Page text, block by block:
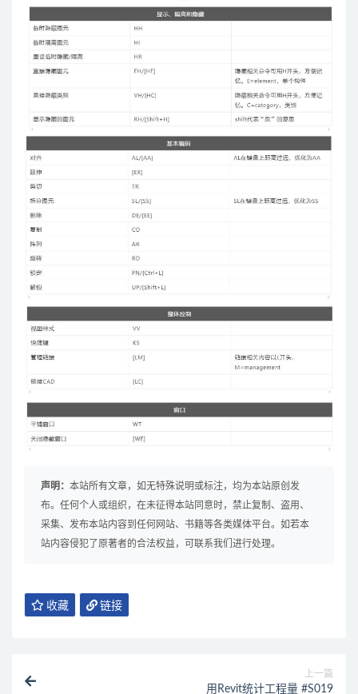
声明： 本站所有文章，如无特殊说明或标注，均为本站原创发
布。任何个人或组织，在未征得本站同意时，禁止复制、盗用、
采集、发布本站内容到任何网站、书籍等各类媒体平台。如若本
站内容侵犯了原著者的合法权益，可联系我们进行处理。
收藏 链接
上一篇
用Revit统计工程量 #S019